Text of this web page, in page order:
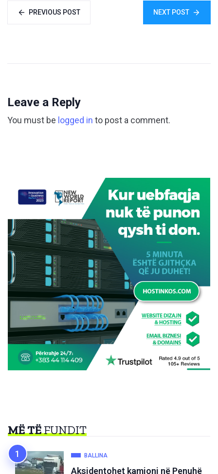
PREVIOUS POST NEXT POST
Leave a Reply
You must be logged in to post a comment.
MË TËFUNDIT
BALLINA
Aksidentohet kamioni në Penuhë